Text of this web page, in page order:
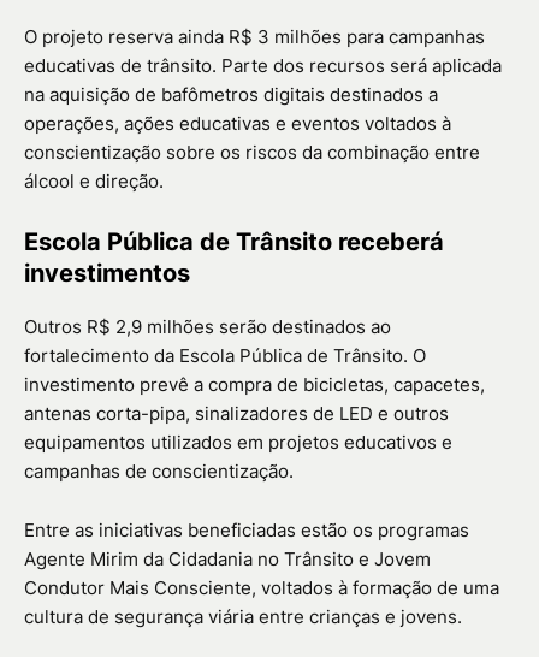
O projeto reserva ainda R$ 3 milhões para campanhas
educativas de trânsito. Parte dos recursos será aplicada
na aquisição de bafômetros digitais destinados a
operações, ações educativas e eventos voltados à
conscientização sobre os riscos da combinação entre
álcool e direção.
Escola Pública de Trânsito receberá
investimentos
Outros R$ 2,9 milhões serão destinados ao
fortalecimento da Escola Pública de Trânsito. O
investimento prevê a compra de bicicletas, capacetes,
antenas corta-pipa, sinalizadores de LED e outros
equipamentos utilizados em projetos educativos e
campanhas de conscientização.
Entre as iniciativas beneficiadas estão os programas
Agente Mirim da Cidadania no Trânsito e Jovem
Condutor Mais Consciente, voltados à formação de uma
cultura de segurança viária entre crianças e jovens.